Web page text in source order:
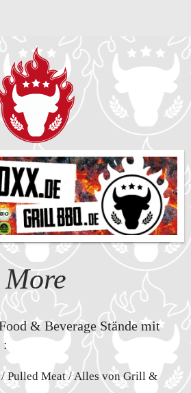
& Beverage Stände mit
:
Pulled Meat / Alles von Grill &